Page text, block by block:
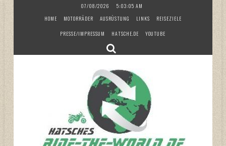
07/08/2026
5:03:06 AM
HOME
MOTORRÄDER AUSRÜSTUNG LINKS
REISEZIELE
PRESSE/IMPRESSUM
HATSCHE.DE YOUTUBE